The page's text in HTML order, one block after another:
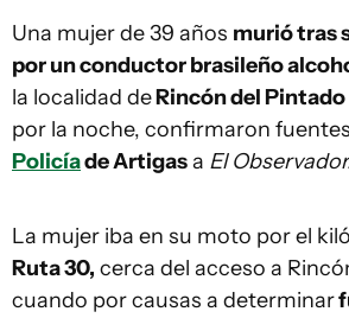
Una mujer de 39 años murió tras
por un conductor brasileño
la localidad deRincón del Pintado
por la noche, confirmaron
Policíade Artigasa El
La mujer iba en su moto por el
Ruta 30, cerca del acceso a
cuando por causas a determinar